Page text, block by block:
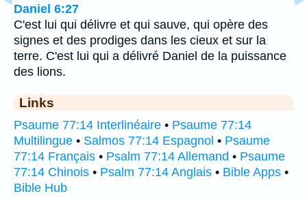
Daniel 6:27
C'est lui qui délivre et qui sauve, qui opère des
signes et des prodiges dans les cieux et sur la
terre. C'est lui qui a délivré Daniel de la puissance
des lions.
Links
Psaume 77:14 Interlinéaire • Psaume 77:14
Multilingue • Salmos 77:14 Espagnol • Psaume
77:14 Français • Psalm 77:14 Allemand • Psaume
77:14 Chinois • Psalm 77:14 Anglais • Bible Apps •
Bible Hub